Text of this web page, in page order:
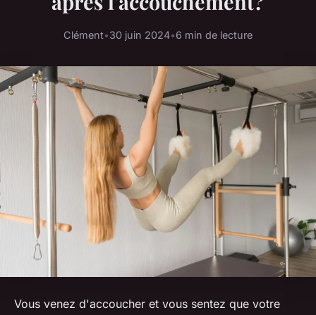
Clément•30 juin 2024•6 min de lecture
Vous venez d'accoucher et vous sentez que votre